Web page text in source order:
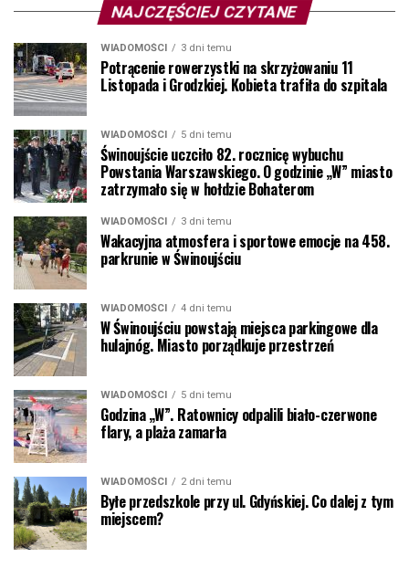
NAJCZĘŚCIEJ CZYTANE
WIADOMOŚCI 3 dni temu
Potrącenie rowerzystki na skrzyżowaniu 11
Listopada i Grodzkiej. Kobieta trafiła do szpitala
WIADOMOŚCI 5 dni temu
Świnoujście uczciło 82. rocznicę wybuchu
Powstania Warszawskiego. O godzinie „W” miasto
zatrzymało się w hołdzie Bohaterom
WIADOMOŚCI 3 dni temu
Wakacyjna atmosfera i sportowe emocje na 458.
parkrunie w Świnoujściu
WIADOMOŚCI 4 dni temu
W Świnoujściu powstają miejsca parkingowe dla
hulajnóg. Miasto porządkuje przestrzeń
WIADOMOŚCI 5 dni temu
Godzina „W”. Ratownicy odpalili biało-czerwone
flary, a plaża zamarła
WIADOMOŚCI 2 dni temu
Byłe przedszkole przy ul. Gdyńskiej. Co dalej z tym
miejscem?